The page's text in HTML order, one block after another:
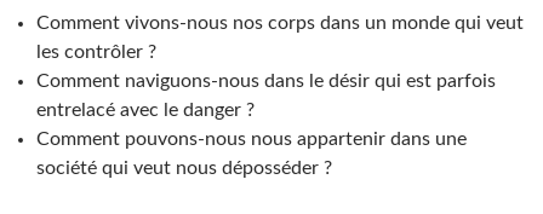
Comment vivons-nous nos corps dans un monde qui veut
les contrôler ?
Comment naviguons-nous dans le désir qui est parfois
entrelacé avec le danger ?
Comment pouvons-nous nous appartenir dans une
société qui veut nous déposséder ?